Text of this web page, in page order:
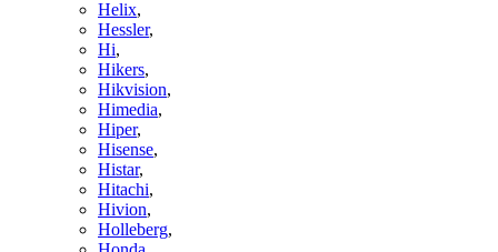
Helix,
Hessler,
Hi,
Hikers,
Hikvision,
Himedia,
Hiper,
Hisense,
Histar,
Hitachi,
Hivion,
Holleberg,